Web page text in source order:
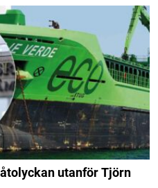
utanför Tjörn